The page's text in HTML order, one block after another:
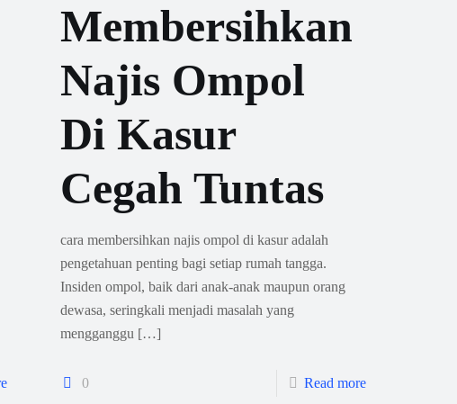
Membersihkan
Najis Ompol
Di Kasur
Cegah Tuntas
cara membersihkan najis ompol di kasur adalah
pengetahuan penting bagi setiap rumah tangga.
Insiden ompol, baik dari anak-anak maupun orang
dewasa, seringkali menjadi masalah yang
mengganggu […]
0 Read more